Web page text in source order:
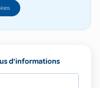
d'informations